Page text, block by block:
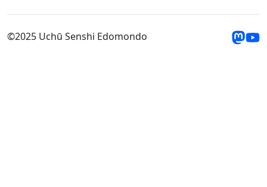
©2025 Uchū Senshi Edomondo